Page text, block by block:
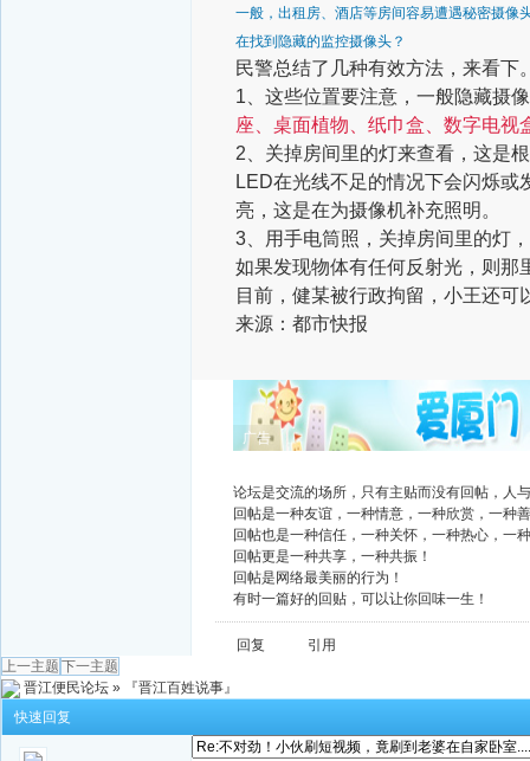
一般，出租房、酒店等房间容易遭遇秘密摄像
在找到隐藏的监控摄像头？
民警总结了几种有效方法，来看下
1、这些位置要注意，一般隐藏摄
座、桌面植物、纸巾盒、数字电
2、关掉房间里的灯来查看，这是
LED在光线不足的情况下会闪烁
亮，这是在为摄像机补充照明。
3、用手电筒照，关掉房间里的灯
如果发现物体有任何反射光，则那
目前，健某被行政拘留，小王还
来源：都市快报
广告
论坛是交流的场所，只有主贴而没有回帖，人
回帖是一种友谊，一种情意，一种欣赏，一种
回帖也是一种信任，一种关怀，一种热心，一
回帖更是一种共享，一种共振！
回帖是网络最美丽的行为！
有时一篇好的回贴，可以让你回味一生！
回复
引用
上一主题 下一主题
晋江便民论坛 »
『晋江百姓说事』
快速回复